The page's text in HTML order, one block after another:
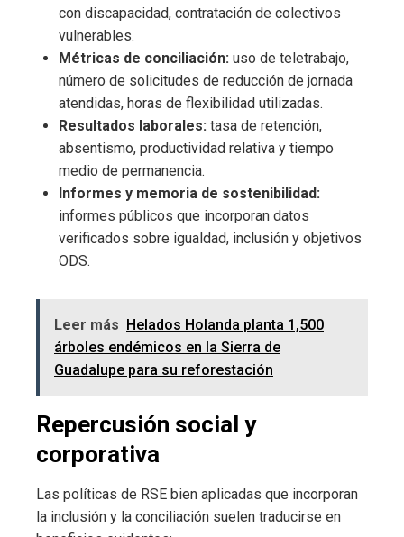
con discapacidad, contratación de colectivos
vulnerables.
Métricas de conciliación: uso de teletrabajo,
número de solicitudes de reducción de jornada
atendidas, horas de flexibilidad utilizadas.
Resultados laborales: tasa de retención,
absentismo, productividad relativa y tiempo
medio de permanencia.
Informes y memoria de sostenibilidad:
informes públicos que incorporan datos
verificados sobre igualdad, inclusión y objetivos
ODS.
Leer más Helados Holanda planta 1,500
árboles endémicos en la Sierra de
Guadalupe para su reforestación
Repercusión social y
corporativa
Las políticas de RSE bien aplicadas que incorporan
la inclusión y la conciliación suelen traducirse en